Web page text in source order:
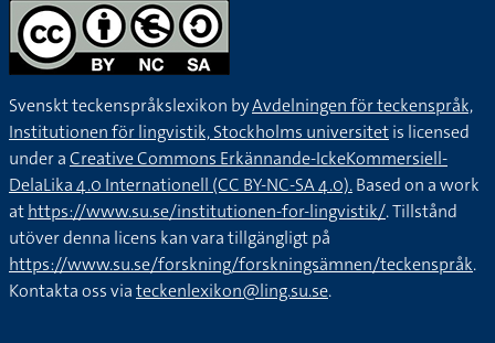
Svenskt teckenspråkslexikon byAvdelningen för teckenspråk,
Institutionen för lingvistik, Stockholms universitetis licensed
under aCreative Commons Erkännande-IckeKommersiell-
DelaLika 4.0 Internationell (CC BY-NC-SA 4.0).Based on a work
athttps://www.su.se/institutionen-for-lingvistik/. Tillstånd
utöver denna licens kan vara tillgängligt på
https://www.su.se/forskning/forskningsämnen/teckenspråk.
Kontakta oss viateckenlexikon@ling.su.se.